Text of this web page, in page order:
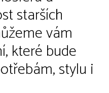
starších
vám
které bude
stylu i